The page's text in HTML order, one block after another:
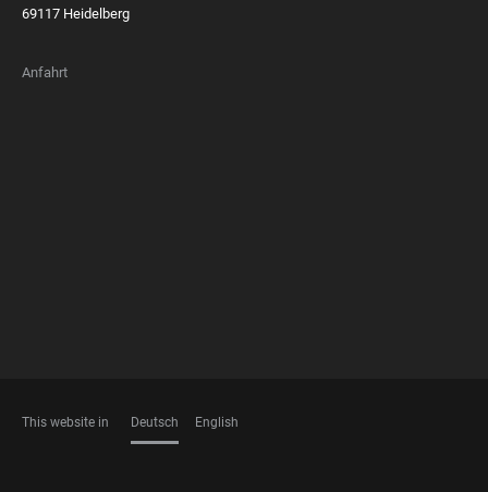
69117 Heidelberg
Anfahrt
This website in Deutsch English